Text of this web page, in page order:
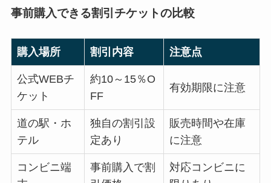
事前購入できる割引チケットの比較
購入場所 割引内容 注意点
公式WEBチ
ケット
約10～15％O
FF
有効期限に注意
道の駅・ホ
テル
独自の割引設
定あり
販売時間や在庫
に注意
コンビニ端
事前購入で割
対応コンビニに